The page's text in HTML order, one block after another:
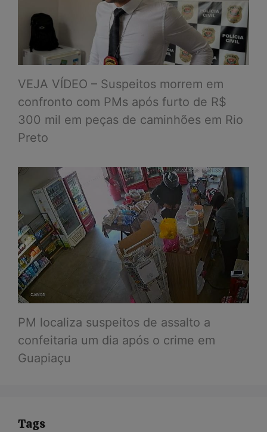
VEJA VÍDEO – Suspeitos morrem em
confronto com PMs após furto de R$
300 mil em peças de caminhões em Rio
Preto
PM localiza suspeitos de assalto a
confeitaria um dia após o crime em
Guapiaçu
Tags